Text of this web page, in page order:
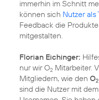
immerhin im Schnitt
können sich Nutzer als
Feedback die
mitgestalten.
Florian Eichinger:
nur wir O2 Mitarbeiter.
Mitgliedern, wie den O2
sind die Nutzer mit